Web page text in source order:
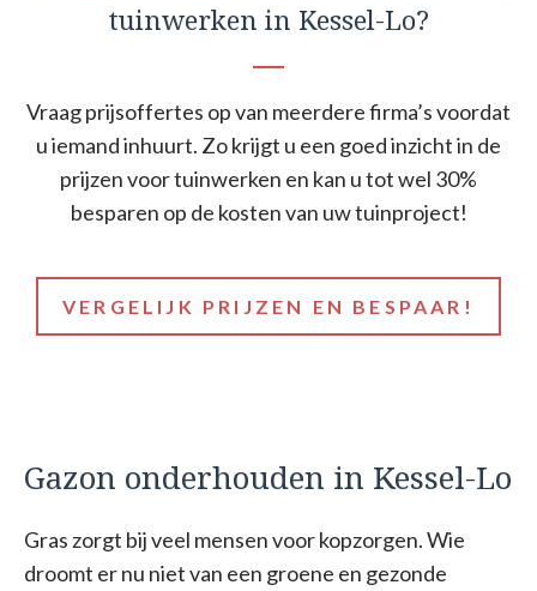
tuinwerken in Kessel-Lo?
Vraag prijsoffertes op van meerdere firma’s voordat
u iemand inhuurt. Zo krijgt u een goed inzicht in de
prijzen voor tuinwerken en kan u tot wel 30%
besparen op de kosten van uw tuinproject!
VERGELIJK PRIJZEN EN BESPAAR!
Gazon onderhouden in Kessel-Lo
Gras zorgt bij veel mensen voor kopzorgen. Wie
droomt er nu niet van een groene en gezonde